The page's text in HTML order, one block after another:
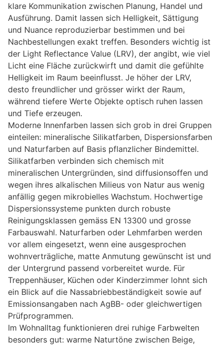
klare Kommunikation zwischen Planung, Handel und
Ausführung. Damit lassen sich Helligkeit, Sättigung
und Nuance reproduzierbar bestimmen und bei
Nachbestellungen exakt treffen. Besonders wichtig ist
der Light Reflectance Value (LRV), der angibt, wie viel
Licht eine Fläche zurückwirft und damit die gefühlte
Helligkeit im Raum beeinflusst. Je höher der LRV,
desto freundlicher und grösser wirkt der Raum,
während tiefere Werte Objekte optisch ruhen lassen
und Tiefe erzeugen.
Moderne Innenfarben lassen sich grob in drei Gruppen
einteilen: mineralische Silikatfarben, Dispersionsfarben
und Naturfarben auf Basis pflanzlicher Bindemittel.
Silikatfarben verbinden sich chemisch mit
mineralischen Untergründen, sind diffusionsoffen und
wegen ihres alkalischen Milieus von Natur aus wenig
anfällig gegen mikrobielles Wachstum. Hochwertige
Dispersionssysteme punkten durch robuste
Reinigungsklassen gemäss EN 13300 und grosse
Farbauswahl. Naturfarben oder Lehmfarben werden
vor allem eingesetzt, wenn eine ausgesprochen
wohnverträgliche, matte Anmutung gewünscht ist und
der Untergrund passend vorbereitet wurde. Für
Treppenhäuser, Küchen oder Kinderzimmer lohnt sich
ein Blick auf die Nassabriebbeständigkeit sowie auf
Emissionsangaben nach AgBB- oder gleichwertigen
Prüfprogrammen.
Im Wohnalltag funktionieren drei ruhige Farbwelten
besonders gut: warme Naturtöne zwischen Beige,